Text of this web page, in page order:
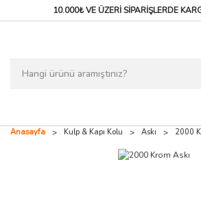
10.000₺ VE ÜZERİ SİPARİŞLERDE
Anasayfa Kulp & Kapı Kolu Askı 2000